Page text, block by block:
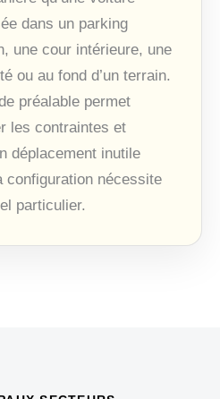
dans un parking
une cour intérieure, une
ou au fond d’un terrain.
préalable permet
les contraintes et
déplacement inutile
configuration nécessite
particulier.